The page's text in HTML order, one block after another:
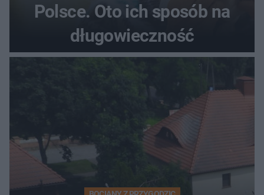
Polsce. Oto ich sposób na
długowieczność